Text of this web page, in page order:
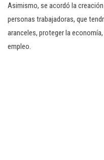
Asimismo, se acordó la
personas trabajadoras, que
aranceles, proteger la
empleo.